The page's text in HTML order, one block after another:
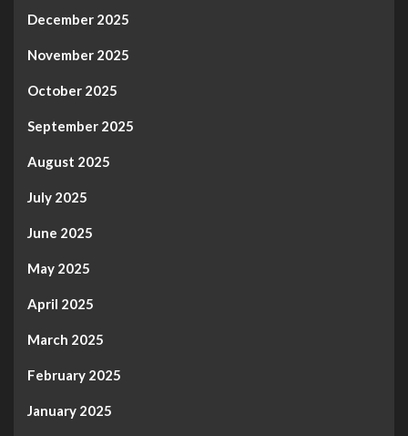
December 2025
November 2025
October 2025
September 2025
August 2025
July 2025
June 2025
May 2025
April 2025
March 2025
February 2025
January 2025